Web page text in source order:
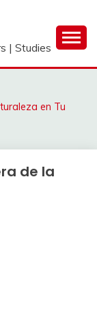
| Studies
en Tu
de la